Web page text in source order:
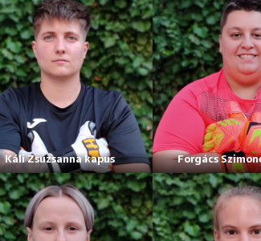
Káli Zsuzsanna kapus Forgács